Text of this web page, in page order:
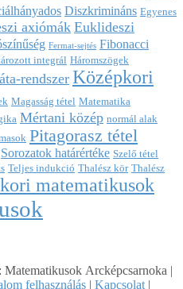
Diszkrimináns Egyenes
axiómák Euklideszi
Fermat-sejtés Fibonacci
integrál Háromszögek
rendszer Középkori
Magasság tétel Matematika
Mértani közép normál alak
Pitagorasz tétel
Sorozatok határértéke Szelő tétel
Teljes indukció Thalész kör Thalész
matematikusok
Arcképcsarnoka |
felhasználás | Kapcsolat |